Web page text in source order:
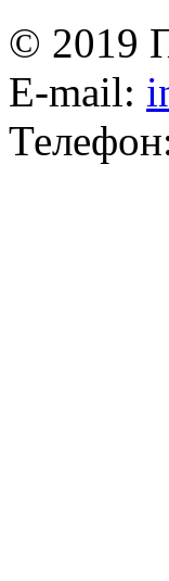
© 2019
E-mail: